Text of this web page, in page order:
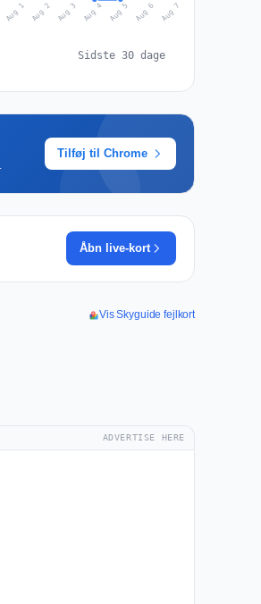
Aug 1 Aug 2 Aug 3 Aug 4 Aug 5 Aug 6 Aug 7
Sidste 30 dage
Tilføj til Chrome
Åbn live-kort
Vis Skyguide fejlkort
ADVERTISE HERE